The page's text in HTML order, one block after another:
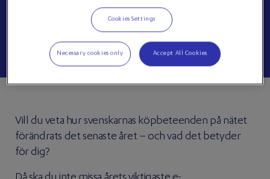
SCROLLA NER FÖR MER INFORMATION
Vill du veta hur svenskarnas köpbeteenden på nätet
förändrats det senaste året – och vad det betyder
för dig?
Cookies Settings
Necessary cookies only Accept All Cookies